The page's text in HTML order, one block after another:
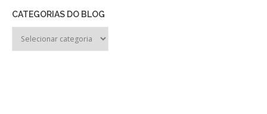
CATEGORIAS DO BLOG